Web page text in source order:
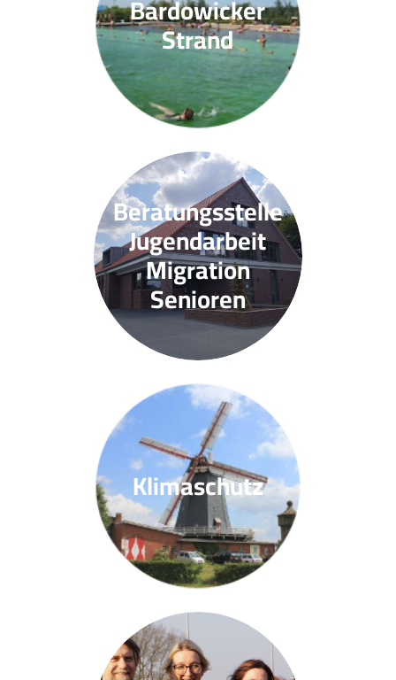
Bardowicker
Strand
Beratungsstelle
Jugendarbeit
Migration
Senioren
Klimaschutz